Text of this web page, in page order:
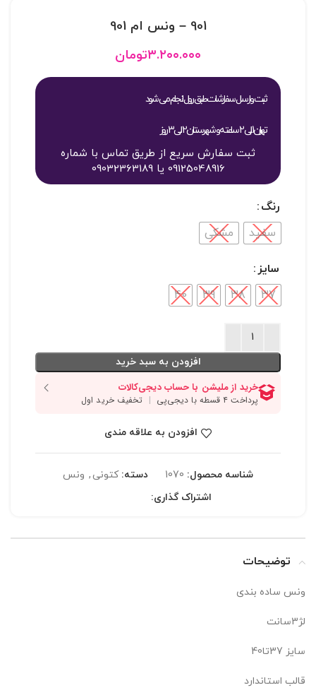
901 – ونس ام 901
۳.۲۰۰.۰۰۰تومان
ثبت و ارسال سفارشات طبق روال انجام می شود
تهران 1 الی 2 ساعته و شهرستان 2 الی 3 روز
ثبت سفارش سریع از طریق تماس با شماره
09125048916 یا 09032363189
رنگ
سفید
مشکی
سایز
37
38
39
40
افزودن به سبد خرید
افزودن به علاقه مندی
شناسه محصول: 1070 دسته: کتونی , ونس
اشتراک گذاری:
توضیحات
ونس ساده بندی
لژ3سانت
سایز 37تا40
قالب استاندارد